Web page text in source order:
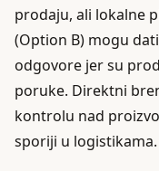
prodaju, ali lokalne
(Option B) mogu
odgovore jer su
poruke. Direktni
kontrolu nad
sporiji u logistikama.